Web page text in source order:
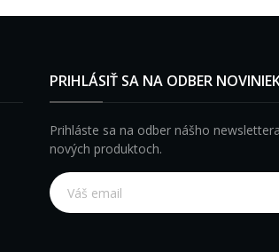
PRIHLÁSIŤ SA NA ODBER
Prihláste sa na odber nášho
nových produktoch.